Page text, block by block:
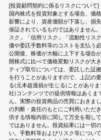
[投資顧問契約に係るリスクについて]
国内株式を投資対象とする場合、価
影響により、資産価額が下落し、損
保証されているものではありません
スク」「信用リスク」「流動性リス
価や委託手数料等のコストを支払う
公開後、株価が大幅に上下する場合
開株式に比べて価格変動リスクが大
ティブ取引については、委託した証
を行うことがありますので、上記の
る(元本超過損が生じる)ことがあり
社)コンテンツでの提供情報はあく
ん。実際の投資商品の売買におきま
の判断・責任のもとにご利用いただ
供する情報内容に関して万全を期し
ではありません。投資結果には一切
い。手数料等およびリスク等につい